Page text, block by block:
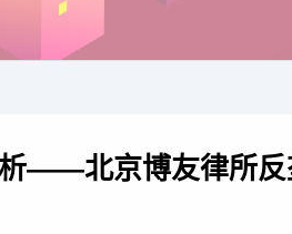
析——北京博友律所反